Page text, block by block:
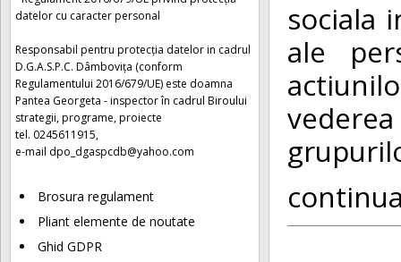
datelor cu caracter personal
Responsabil pentru protecția datelor in cadrul
D.G.A.S.P.C. Dâmbovița (conform
Regulamentului 2016/679/UE) este doamna
Pantea Georgeta - inspector în cadrul Biroului
strategii, programe, proiecte
tel. 0245611915,
e-mail dpo_dgaspcdb@yahoo.com
Brosura regulament
Pliant elemente de noutate
Ghid GDPR
sociala
ale